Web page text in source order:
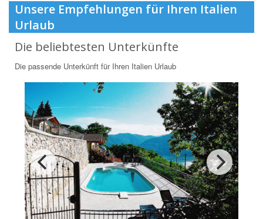
Unsere Empfehlungen für Ihren Italien
Urlaub
Die beliebtesten Unterkünfte
Die passende Unterkünft für Ihren Italien Urlaub